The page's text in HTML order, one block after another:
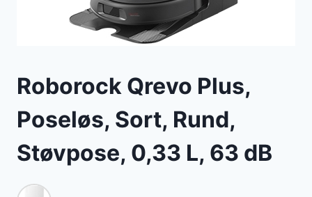
Roborock Qrevo Plus,
Poseløs, Sort, Rund,
Støvpose, 0,33 L, 63 dB